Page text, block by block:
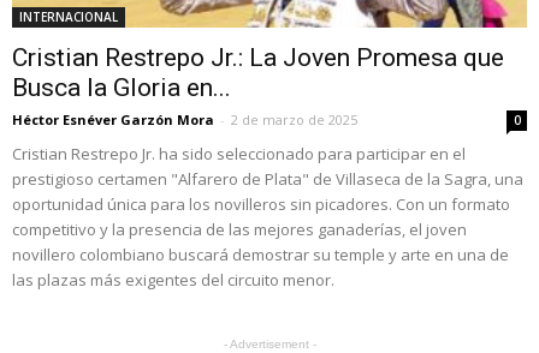
INTERNACIONAL
Cristian Restrepo Jr.: La Joven Promesa que
Busca la Gloria en...
Héctor Esnéver Garzón Mora - 2 de marzo de 2025 0
Cristian Restrepo Jr. ha sido seleccionado para participar en el
prestigioso certamen "Alfarero de Plata" de Villaseca de la Sagra, una
oportunidad única para los novilleros sin picadores. Con un formato
competitivo y la presencia de las mejores ganaderías, el joven
novillero colombiano buscará demostrar su temple y arte en una de
las plazas más exigentes del circuito menor.
- Advertisement -